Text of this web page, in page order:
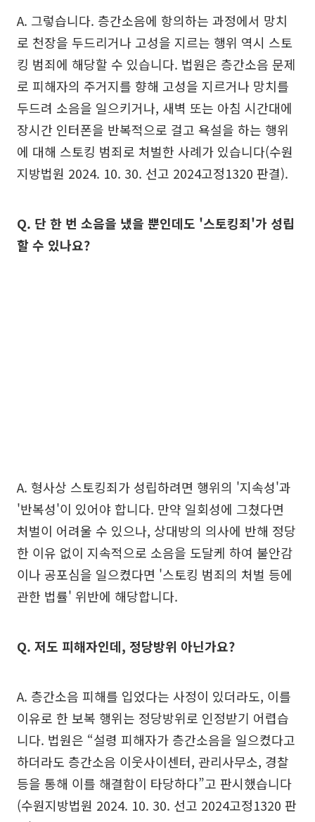
A. 그렇습니다. 층간소음에 항의하는 과정에서 망치
로 천장을 두드리거나 고성을 지르는 행위 역시 스토
킹 범죄에 해당할 수 있습니다. 법원은 층간소음 문제
로 피해자의 주거지를 향해 고성을 지르거나 망치를
두드려 소음을 일으키거나, 새벽 또는 아침 시간대에
장시간 인터폰을 반복적으로 걸고 욕설을 하는 행위
에 대해 스토킹 범죄로 처벌한 사례가 있습니다(수원
지방법원 2024. 10. 30. 선고 2024고정1320 판결).
Q. 단 한 번 소음을 냈을 뿐인데도 '스토킹죄'가 성립
할 수 있나요?
A. 형사상 스토킹죄가 성립하려면 행위의 '지속성'과
'반복성'이 있어야 합니다. 만약 일회성에 그쳤다면
처벌이 어려울 수 있으나, 상대방의 의사에 반해 정당
한 이유 없이 지속적으로 소음을 도달케 하여 불안감
이나 공포심을 일으켰다면 '스토킹 범죄의 처벌 등에
관한 법률' 위반에 해당합니다.
Q. 저도 피해자인데, 정당방위 아닌가요?
A. 층간소음 피해를 입었다는 사정이 있더라도, 이를
이유로 한 보복 행위는 정당방위로 인정받기 어렵습
니다. 법원은 “설령 피해자가 층간소음을 일으켰다고
하더라도 층간소음 이웃사이센터, 관리사무소, 경찰
등을 통해 이를 해결함이 타당하다”고 판시했습니다
(수원지방법원 2024. 10. 30. 선고 2024고정1320 판